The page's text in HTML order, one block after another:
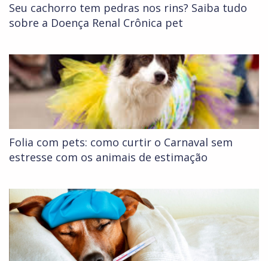
Seu cachorro tem pedras nos rins? Saiba tudo
sobre a Doença Renal Crônica pet
Folia com pets: como curtir o Carnaval sem
estresse com os animais de estimação